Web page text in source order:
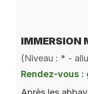
IMMERSION
(Niveau : * -
Rendez-vous :